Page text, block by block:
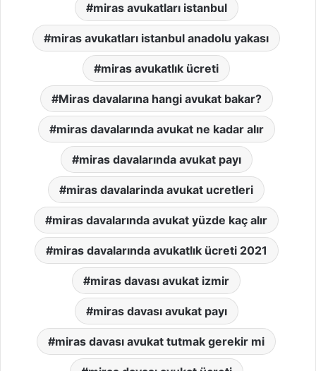
miras avukatları istanbul
miras avukatları istanbul anadolu yakası
miras avukatlık ücreti
Miras davalarına hangi avukat bakar?
miras davalarında avukat ne kadar alır
miras davalarında avukat payı
miras davalarinda avukat ucretleri
miras davalarında avukat yüzde kaç alır
miras davalarında avukatlık ücreti 2021
miras davası avukat izmir
miras davası avukat payı
miras davası avukat tutmak gerekir mi